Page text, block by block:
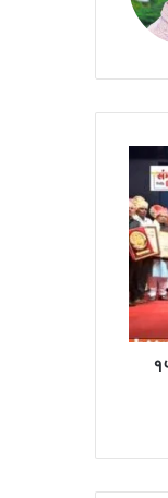
सेवक
व
४
सेवा
संस्थाना
राज्य